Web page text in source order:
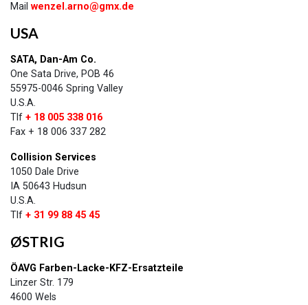
Mail wenzel.arno@gmx.de
USA
SATA, Dan-Am Co.
One Sata Drive, POB 46
55975-0046 Spring Valley
U.S.A.
Tlf + 18 005 338 016
Fax + 18 006 337 282
Collision Services
1050 Dale Drive
IA 50643 Hudsun
U.S.A.
Tlf + 31 99 88 45 45
ØSTRIG
ÖAVG Farben-Lacke-KFZ-Ersatzteile
Linzer Str. 179
4600 Wels